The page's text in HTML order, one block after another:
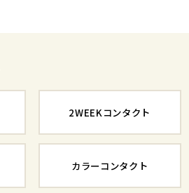
2WEEKコンタクト
カラーコンタクト